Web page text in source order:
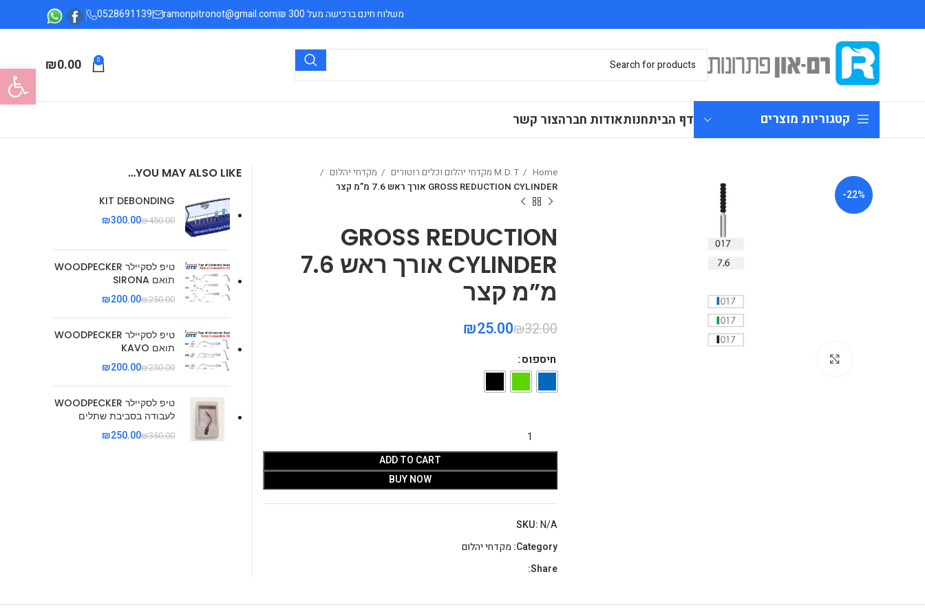
פתח
משלוח חינם ברכישה מעל 300 ₪ ramonpitronot@gmail.com
0528691139
0
₪0.00
קטגוריות מוצרים דף הביתחנותאודות חברהצור קשר
-22%
Home M.D.T מקדחי יהלום וכלים רוטורים
מקדחי יהלום
GROSS REDUCTION CYLINDER אורך ראש 7.6 מ”מ קצר
₪
₪
GROSS REDUCTION
CYLINDER אורך ראש 7.6
מ”מ קצר
₪32.00
₪25.00
חיספוס
ADD TO CART
BUY NOW
SKU:N/A
Category: מקדחי יהלום
Share:
YOU MAY ALSO LIKE…
KIT DEBONDING
₪450.00
₪300.00
טיפ לסקיילר WOODPECKER
תואם SIRONA
₪250.00
₪200.00
טיפ לסקיילר WOODPECKER
תואם KAVO
₪250.00
₪200.00
טיפ לסקיילר WOODPECKER
לעבודה בסביבת שתלים
₪350.00
₪250.00